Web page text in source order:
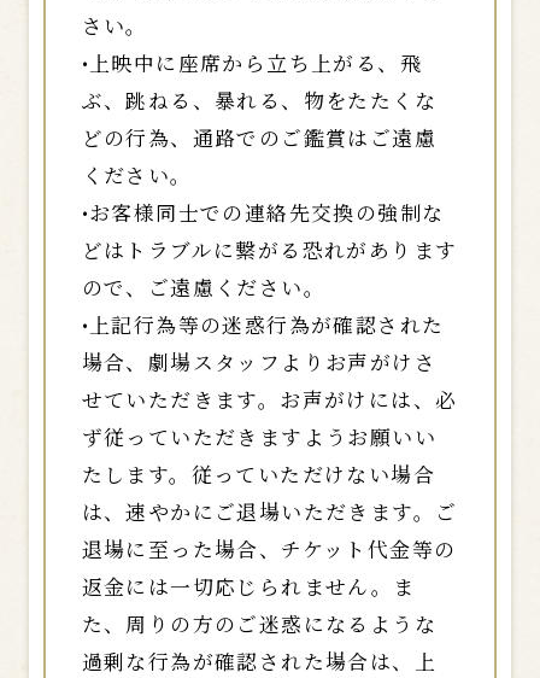
さい。
•上映中に座席から立ち上がる、飛
ぶ、跳ねる、暴れる、物をたたくな
どの行為、通路でのご鑑賞はご遠慮
ください。
•お客様同士での連絡先交換の強制な
どはトラブルに繋がる恐れがあります
ので、ご遠慮ください。
•上記行為等の迷惑行為が確認された
場合、劇場スタッフよりお声がけさ
せていただきます。お声がけには、必
ず従っていただきますようお願いい
たします。従っていただけない場合
は、速やかにご退場いただきます。ご
退場に至った場合、チケット代金等の
返金には一切応じられません。ま
た、周りの方のご迷惑になるような
過剰な行為が確認された場合は、上